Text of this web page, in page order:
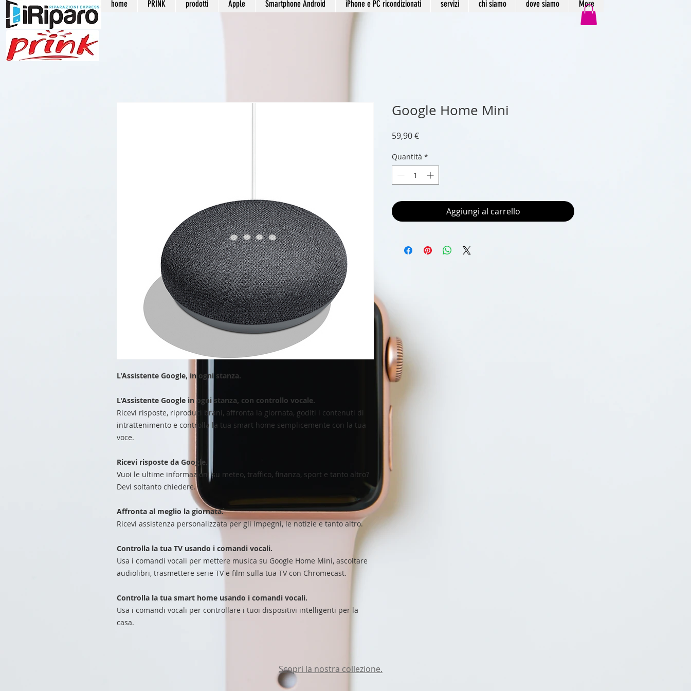
home PRINK prodotti Apple Smartphone Android iPhone e PC ricondizionati servizi chi siamo dove siamo More
L'Assistente Google, in ogni stanza.
L'Assistente Google in ogni stanza, con controllo vocale.
Ricevi risposte, riproduci brani, affronta la giornata, goditi i contenuti di
intrattenimento e controlla la tua smart home semplicemente con la tua
voce.
Ricevi risposte da Google.
Vuoi le ultime informazioni su meteo, traffico, finanza, sport e tanto altro?
Devi soltanto chiedere.
Affronta al meglio la giornata.
Ricevi assistenza personalizzata per gli impegni, le notizie e tanto altro.
Controlla la tua TV usando i comandi vocali.
Usa i comandi vocali per mettere musica su Google Home Mini, ascoltare
audiolibri, trasmettere serie TV e film sulla tua TV con Chromecast.
Controlla la tua smart home usando i comandi vocali.
Usa i comandi vocali per controllare i tuoi dispositivi intelligenti per la
casa.
Google Home Mini
59,90 €Prezzo
Quantità *
Aggiungi al carrello
Scopri la nostra collezione.